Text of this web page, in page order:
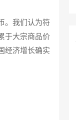
。我们认为符
于大宗商品价
经济增长确实